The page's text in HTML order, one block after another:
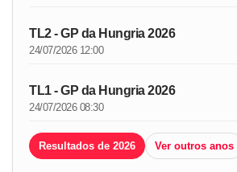
TL2 - GP da Hungria 2026
24/07/2026 12:00
TL1 - GP da Hungria 2026
24/07/2026 08:30
Resultados de 2026 Ver outros anos